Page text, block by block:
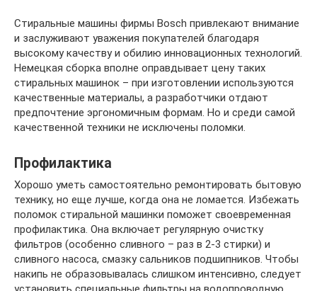
Стиральные машины фирмы Bosch привлекают внимание
и заслуживают уважения покупателей благодаря
высокому качеству и обилию инновационных технологий.
Немецкая сборка вполне оправдывает цену таких
стиральных машинок – при изготовлении используются
качественные материалы, а разработчики отдают
предпочтение эргономичным формам. Но и среди самой
качественной техники не исключены поломки.
Профилактика
Хорошо уметь самостоятельно ремонтировать бытовую
технику, но еще лучше, когда она не ломается. Избежать
поломок стиральной машинки поможет своевременная
профилактика. Она включает регулярную очистку
фильтров (особенно сливного – раз в 2-3 стирки) и
сливного насоса, смазку сальников подшипников. Чтобы
накипь не образовывалась слишком интенсивно, следует